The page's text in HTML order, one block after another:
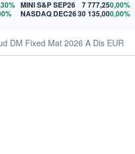
MINI S&P SEP26 7 777,250,00%
NASDAQ DEC2630 135,000,00%
DM Fixed Mat 2026 A Dis EUR